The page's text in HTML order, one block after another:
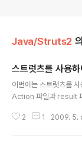
Java/Struts2
스트럿츠를 사용
이번에는 스트럿츠를
Action 파일과 result
정의한 대로
2 1 2009. 5.